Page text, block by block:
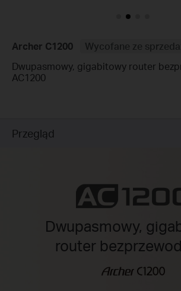
Archer C1200
Wycofane ze
Dwupasmowy, gigabitowy router
AC1200
Przegląd
Dwupasmowy,
router